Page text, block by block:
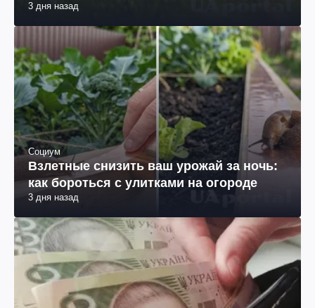
3 дня назад
Социум
Взлетные снизить ваш урожай за ночь:
как бороться с улитками на огороде
3 дня назад